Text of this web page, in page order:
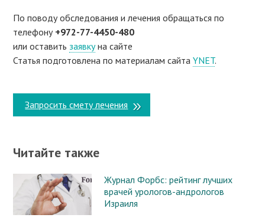
По поводу обследования и лечения обращаться по
телефону +972-77-4450-480
или оставить заявкуна сайте
Статья подготовлена по материалам сайтаYNET.
Запросить смету лечения
Читайте также
Журнал Форбс: рейтинг лучших
врачей урологов-андрологов
Израиля